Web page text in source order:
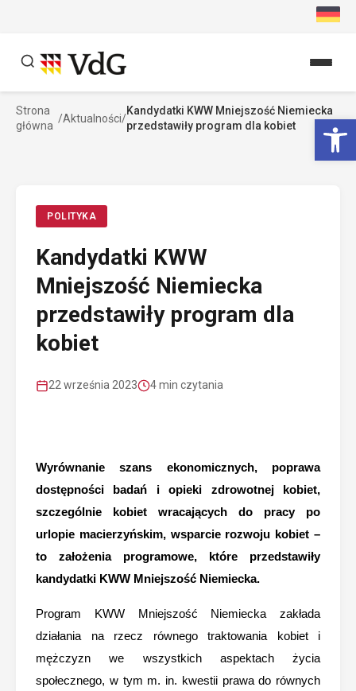
Szukaj
Strona
główna
/Aktualności/
Kandydatki KWW Mniejszość Niemiecka
przedstawiły program dla kobiet
POLITYKA
Kandydatki KWW
Mniejszość Niemiecka
przedstawiły program dla
kobiet
22 września 2023 4 min czytania
Wyrównanie szans ekonomicznych, poprawa
dostępności badań i opieki zdrowotnej kobiet,
szczególnie kobiet wracających do pracy po
urlopie macierzyńskim, wsparcie rozwoju kobiet –
to założenia programowe, które przedstawiły
kandydatki KWW Mniejszość Niemiecka.
Program KWW Mniejszość Niemiecka zakłada
działania na rzecz równego traktowania kobiet i
mężczyzn we wszystkich aspektach życia
społecznego, w tym m. in. kwestii prawa do równych